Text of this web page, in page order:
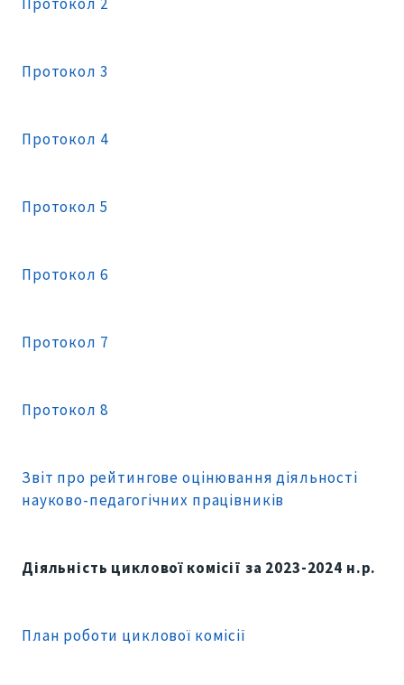
Протокол 3
Протокол 4
Протокол 5
Протокол 6
Протокол 7
Протокол 8
Звіт про рейтингове оцінювання діяльності
науково-педагогічних працівників
Діяльність циклової комісії за 2023-2024 н.р.
План роботи циклової комісії